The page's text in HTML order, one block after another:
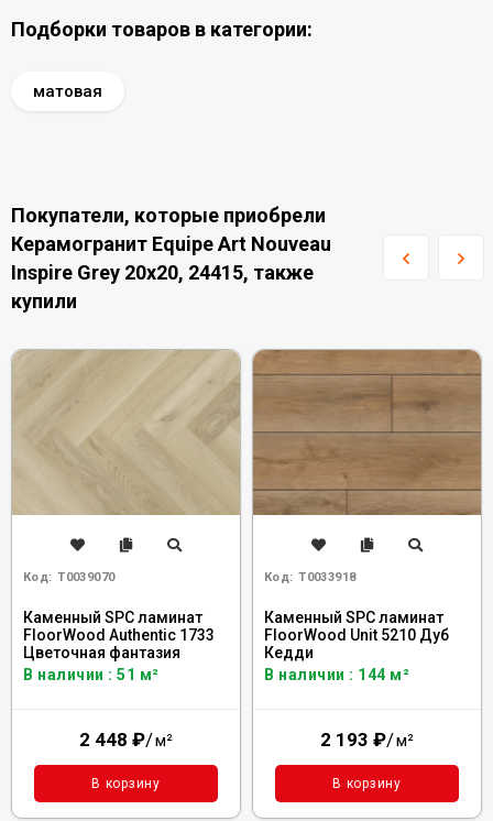
Подборки товаров в категории:
матовая
Покупатели, которые приобрели
Керамогранит Equipe Art Nouveau
Inspire Grey 20x20, 24415, также
купили
Код: Т0039070
Каменный SPC ламинат
FloorWood Authentic 1733
Цветочная фантазия
В наличии : 51 м²
2 448 ₽/м²
В корзину
Код: Т0033918
Каменный SPC ламинат
FloorWood Unit 5210 Дуб
Кедди
В наличии : 144 м²
2 193 ₽/м²
В корзину